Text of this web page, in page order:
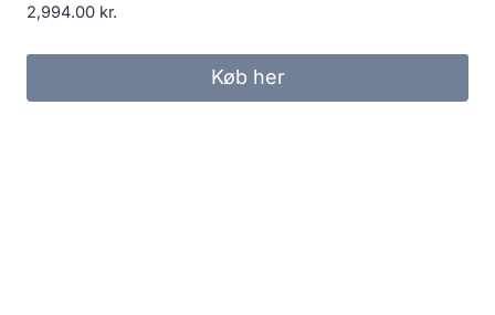
2,994.00 kr.
Køb her